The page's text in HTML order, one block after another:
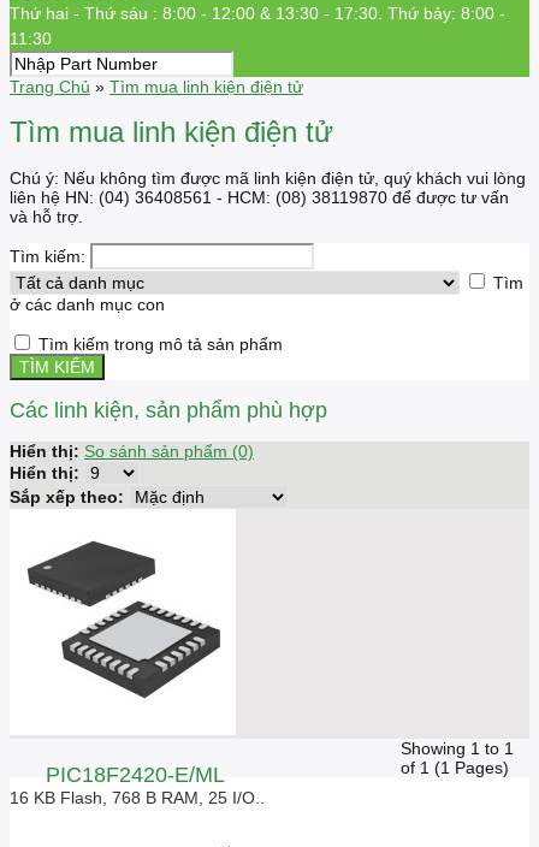
Thứ hai - Thứ sáu : 8:00 - 12:00 & 13:30 - 17:30. Thứ bảy: 8:00 -
11:30
Trang Chủ » Tìm mua linh kiện điện tử
Tìm mua linh kiện điện tử
Chú ý: Nếu không tìm được mã linh kiện điện tử, quý khách vui lòng
liên hệ HN: (04) 36408561 - HCM: (08) 38119870 để được tư vấn
và hỗ trợ.
Tìm kiếm:
Tìm
ở các danh mục con
Tìm kiếm trong mô tả sản phẩm
Các linh kiện, sản phẩm phù hợp
Hiển thị: So sánh sản phẩm (0)
Hiển thị:
Sắp xếp theo:
PIC18F2420-E/ML
16 KB Flash, 768 B RAM, 25 I/O..
Showing 1 to 1
of 1 (1 Pages)